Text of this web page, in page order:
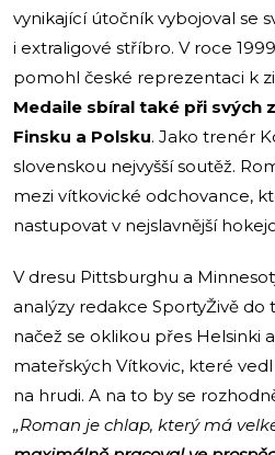
vynikající útočník vybojoval se
i extraligové stříbro. V roce
pomohl české reprezentaci k
Medaile sbíral také při svých
Finsku a Polsku. Jako trenér
slovenskou nejvyšší soutěž.
mezi vítkovické odchovance,
nastupovat v nejslavnější
V dresu Pittsburghu a
analýzy redakce SportyŽivě do
načež se oklikou přes Helsinki
mateřských Vítkovic, které
na hrudi. A na to by se
„Roman je chlap, který má